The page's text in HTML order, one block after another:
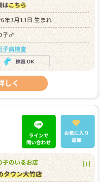
はこちら
年3月13日 生まれ
子♂
子病検査
しく
ラインで
問い合わせ
お気に入り
追加
子のいるお店
タウン大竹店